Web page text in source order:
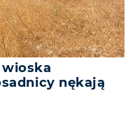
nękają